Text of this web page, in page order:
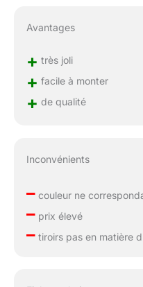
Avantages
+ très joli
+ facile à monter
+ de qualité
Inconvénients
–couleur ne
–prix élevé
–tiroirs pas en matière